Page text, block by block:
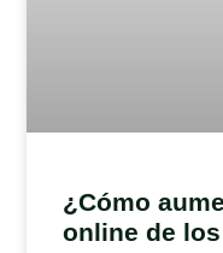
¿Cómo
online de